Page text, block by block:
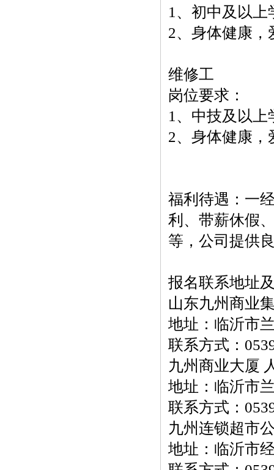
1、初中及以
2、身体健康，
维修工
岗位要求：
1、中技及以
2、身体健康，
福利待遇：一
利、带薪休假
等，公司提供
报名联系地址
山东九州商业
地址：临沂市
联系方式：
九州商业大厦
地址：临沂市
联系方式：
九州连锁超市
地址：临沂市